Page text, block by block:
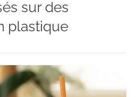
sur des
plastique